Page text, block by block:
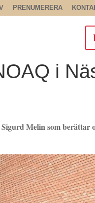
PRENUMERERA
i
Melin som berättar